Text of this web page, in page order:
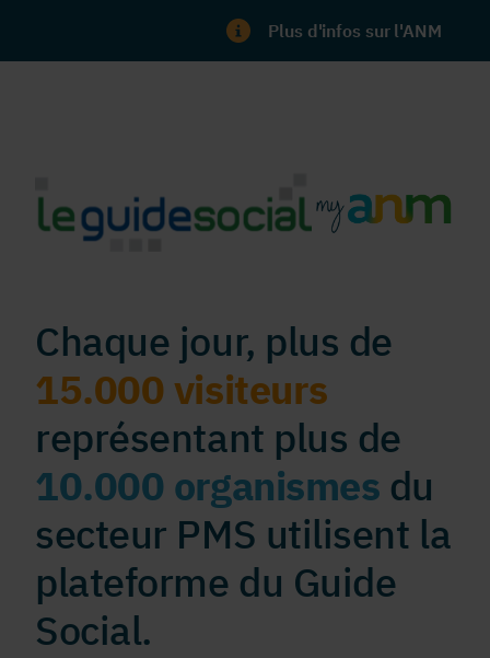
Plus d'infos sur l'ANM
Chaque jour, plus de
15.000 visiteurs
représentant plus de
10.000 organismes du
secteur PMS utilisent la
plateforme du Guide
Social.